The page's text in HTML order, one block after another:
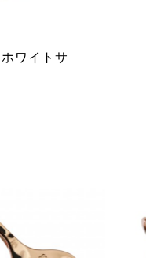
ワイトサ